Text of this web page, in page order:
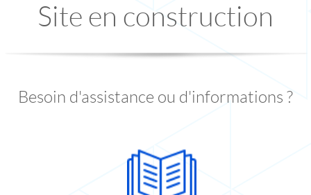
Site en construction
Besoin d'assistance ou d'informations ?